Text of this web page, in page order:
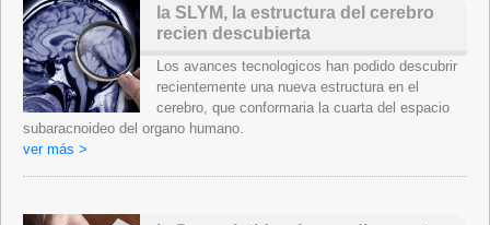
la SLYM, la estructura del cerebro
recien descubierta
Los avances tecnologicos han podido descubrir
recientemente una nueva estructura en el
cerebro, que conformaria la cuarta del espacio
subaracnoideo del organo humano.
ver más >